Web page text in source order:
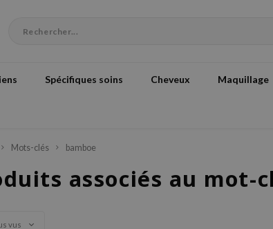
Spécifiques soins Cheveux Maquillage
Mots-clés bamboe
associés au mot-
vus